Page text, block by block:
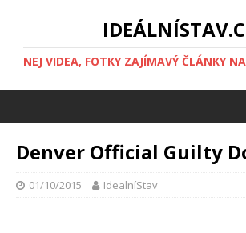
NEJ VIDEA, FOTKY ZAJÍMAVÝ ČLÁNKY
Denver Official Guilty
01/10/2015 IdealníStav